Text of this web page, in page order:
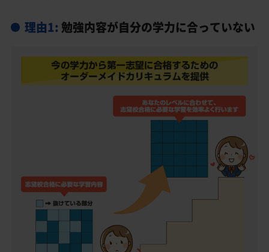
理由1: 勉強内容が自分の学力に合っていない